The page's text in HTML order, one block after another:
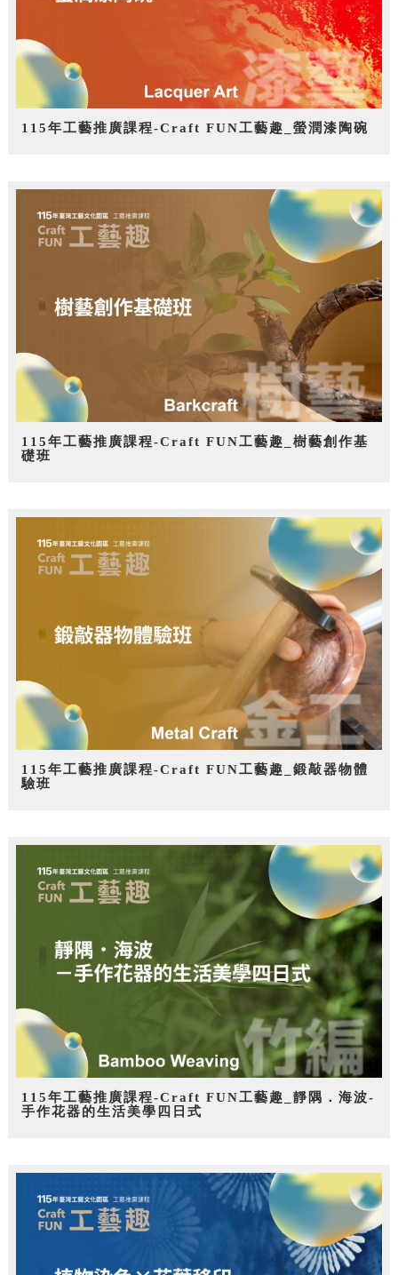
115年工藝推廣課程-Craft FUN工藝趣_螢潤漆陶碗
115年工藝推廣課程-Craft FUN工藝趣_樹藝創作基
礎班
115年工藝推廣課程-Craft FUN工藝趣_鍛敲器物體
驗班
115年工藝推廣課程-Craft FUN工藝趣_靜隅．海波-
手作花器的生活美學四日式